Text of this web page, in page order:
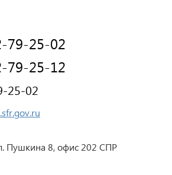
79-25-02
79-25-12
25-02
Пушкина 8, офис 202 СПР